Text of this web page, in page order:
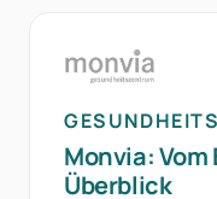
Monvia:
Überblick